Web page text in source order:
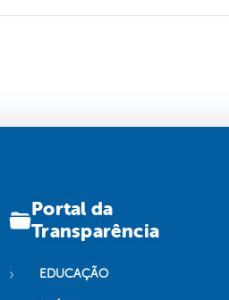
Portal da
Transparência
EDUCAÇÃO